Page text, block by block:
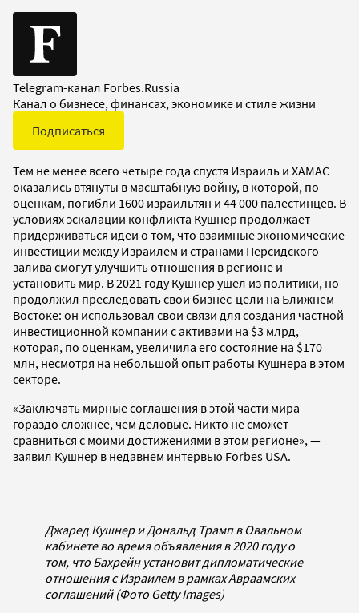
Telegram-канал Forbes.Russia
Канал о бизнесе, финансах, экономике и стиле жизни
Подписаться
Тем не менее всего четыре года спустя Израиль и ХАМАС
оказались втянуты в масштабную войну, в которой, по
оценкам, погибли 1600 израильтян и 44 000 палестинцев. В
условиях эскалации конфликта Кушнер продолжает
придерживаться идеи о том, что взаимные экономические
инвестиции между Израилем и странами Персидского
залива смогут улучшить отношения в регионе и
установить мир. В 2021 году Кушнер ушел из политики, но
продолжил преследовать свои бизнес-цели на Ближнем
Востоке: он использовал свои связи для создания частной
инвестиционной компании с активами на $3 млрд,
которая, по оценкам, увеличила его состояние на $170
млн, несмотря на небольшой опыт работы Кушнера в этом
секторе.
«Заключать мирные соглашения в этой части мира
гораздо сложнее, чем деловые. Никто не сможет
сравниться с моими достижениями в этом регионе», —
заявил Кушнер в недавнем интервью Forbes USA.
Джаред Кушнер и Дональд Трамп в Овальном
кабинете во время объявления в 2020 году о
том, что Бахрейн установит дипломатические
отношения с Израилем в рамках Авраамских
соглашений (Фото Getty Images)